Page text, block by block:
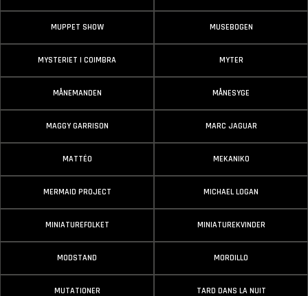
MUPPET SHOW MUSEBOGEN
MYSTERIET I COIMBRA MYTER
MÅNEMANDEN MÅNESYGE
MAGGY GARRISON MARC JAGUAR
MATTÉO MEKANIKO
MERMAID PROJECT MICHAEL LOGAN
MINIATUREFOLKET MINIATUREKVINDER
MODSTAND MORDILLO
MUTATIONER TARD DANS LA NUIT